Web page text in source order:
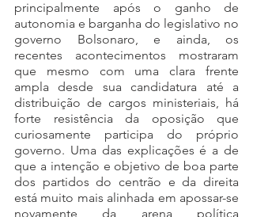
principalmente após o ganho de
autonomia e barganha do legislativo no
governo Bolsonaro, e ainda, os
recentes acontecimentos mostraram
que mesmo com uma clara frente
ampla desde sua candidatura até a
distribuição de cargos ministeriais, há
forte resistência da oposição que
curiosamente participa do próprio
governo. Uma das explicações é a de
que a intenção e objetivo de boa parte
dos partidos do centrão e da direita
está muito mais alinhada em apossar-se
novamente da arena política